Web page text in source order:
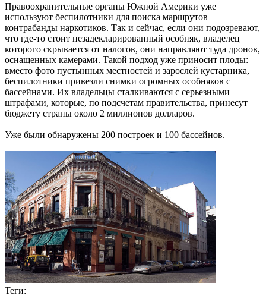
Правоохранительные органы Южной Америки уже
используют беспилотники для поиска маршрутов
контрабанды наркотиков. Так и сейчас, если они подозревают,
что где-то стоит незадекларированный особняк, владелец
которого скрывается от налогов, они направляют туда дронов,
оснащенных камерами. Такой подход уже приносит плоды:
вместо фото пустынных местностей и зарослей кустарника,
беспилотники привезли снимки огромных особняков с
бассейнами. Их владельцы сталкиваются с серьезными
штрафами, которые, по подсчетам правительства, принесут
бюджету страны около 2 миллионов долларов.
Уже были обнаружены 200 построек и 100 бассейнов.
Теги: